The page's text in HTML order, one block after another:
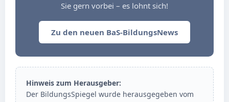
Sie gern vorbei – es lohnt sich!
Zu den neuen BaS-BildungsNews
Hinweis zum Herausgeber:
Der BildungsSpiegel wurde herausgegeben vom